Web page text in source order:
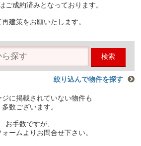
ご成約済みとなっております。
建策をお願いたします。
検索
絞り込んで物件を探す
ジに掲載されていない物件も
多数ございます。
お手数ですが、
ームよりお問合せ下さい。